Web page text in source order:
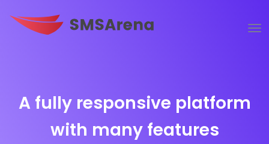
A fully responsive platform
with many features